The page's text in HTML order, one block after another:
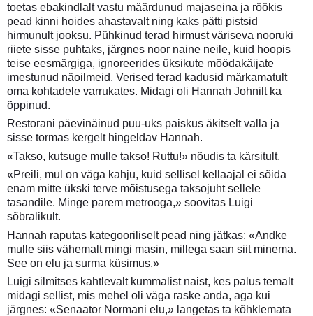
toetas ebakindlalt vastu määrdunud majaseina ja röökis
pead kinni hoides ahastavalt ning kaks pätti pistsid
hirmunult jooksu. Pühkinud terad hirmust väriseva nooruki
riiete sisse puhtaks, järgnes noor naine neile, kuid hoopis
teise eesmärgiga, ignoreerides üksikute möödakäijate
imestunud näoilmeid. Verised terad kadusid märkamatult
oma kohtadele varrukates. Midagi oli Hannah Johnilt ka
õppinud.
Restorani päevinäinud puu-uks paiskus äkitselt valla ja
sisse tormas kergelt hingeldav Hannah.
«Takso, kutsuge mulle takso! Ruttu!» nõudis ta kärsitult.
«Preili, mul on väga kahju, kuid sellisel kellaajal ei sõida
enam mitte ükski terve mõistusega taksojuht sellele
tasandile. Minge parem metrooga,» soovitas Luigi
sõbralikult.
Hannah raputas kategooriliselt pead ning jätkas: «Andke
mulle siis vähemalt mingi masin, millega saan siit minema.
See on elu ja surma küsimus.»
Luigi silmitses kahtlevalt kummalist naist, kes palus temalt
midagi sellist, mis mehel oli väga raske anda, aga kui
järgnes: «Senaator Normani elu,» langetas ta kõhklemata